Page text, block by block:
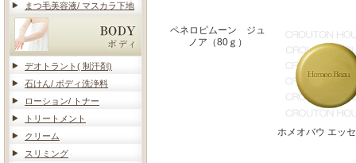
まつ毛美容液/ マスカラ下地
デオトラント( 制汗剤)
石けん/ ボディ洗浄料
ローション/ トナー
トリートメント
クリーム
スリミング
ペネロピムーン ジュ
ノア（80ｇ）
ホメオバウ エッ